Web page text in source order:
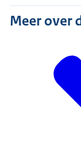
Meer over